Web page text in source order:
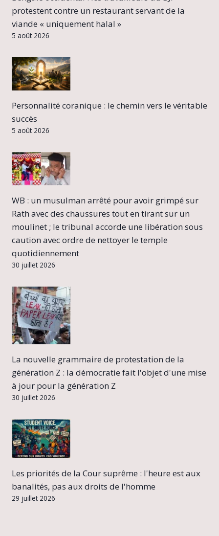
protestent contre un restaurant servant de la
viande « uniquement halal »
5 août 2026
Personnalité coranique : le chemin vers le véritable
succès
5 août 2026
WB : un musulman arrêté pour avoir grimpé sur
Rath avec des chaussures tout en tirant sur un
moulinet ; le tribunal accorde une libération sous
caution avec ordre de nettoyer le temple
quotidiennement
30 juillet 2026
La nouvelle grammaire de protestation de la
génération Z : la démocratie fait l'objet d'une mise
à jour pour la génération Z
30 juillet 2026
Les priorités de la Cour suprême : l'heure est aux
banalités, pas aux droits de l'homme
29 juillet 2026